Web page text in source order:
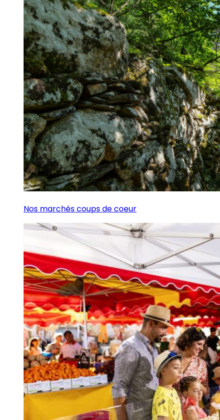
Nos marchés coups de coeur